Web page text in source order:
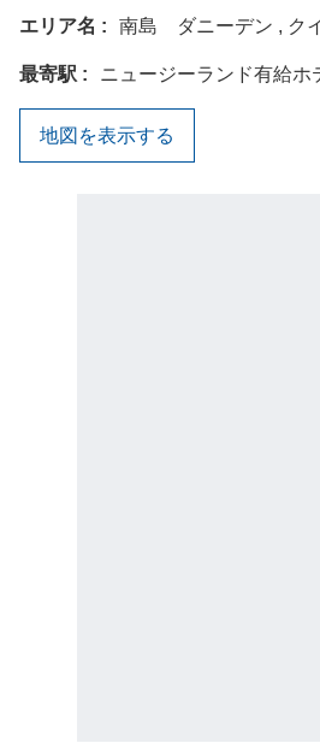
エリア名 南島 ダニーデン , ク
最寄駅 ニュージーランド有給ホ
地図を表示する